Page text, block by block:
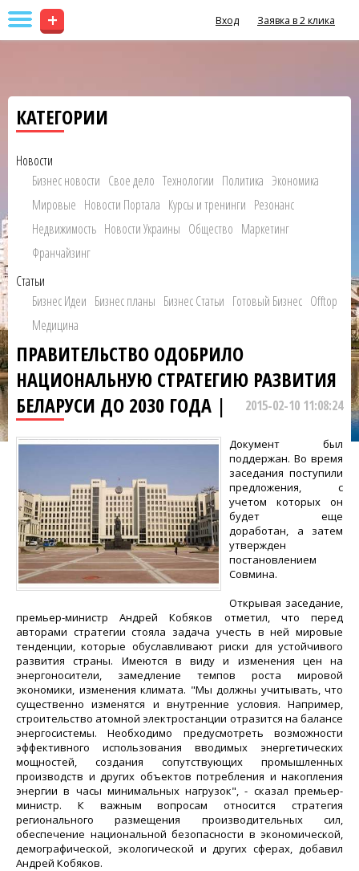
+ Вход Заявка в 2 клика
КАТЕГОРИИ
Новости
Бизнес новости Свое дело Технологии Политика Экономика
Мировые Новости Портала Курсы и тренинги Резонанс
Недвижимость Новости Украины Общество Маркетинг
Франчайзинг
Статьи
Бизнес Идеи Бизнес планы Бизнес Статьи Готовый Бизнес Offtop
Медицина
ПРАВИТЕЛЬСТВО ОДОБРИЛО
НАЦИОНАЛЬНУЮ СТРАТЕГИЮ РАЗВИТИЯ
БЕЛАРУСИ ДО 2030 ГОДА |
2015-02-10 11:08:24
Документ был
поддержан. Во время
заседания поступили
предложения, с
учетом которых он
будет еще
доработан, а затем
утвержден
постановлением
Совмина.
Открывая заседание,
премьер-министр Андрей Кобяков отметил, что перед
авторами стратегии стояла задача учесть в ней мировые
тенденции, которые обуславливают риски для устойчивого
развития страны. Имеются в виду и изменения цен на
энергоносители, замедление темпов роста мировой
экономики, изменения климата. "Мы должны учитывать, что
существенно изменятся и внутренние условия. Например,
строительство атомной электростанции отразится на балансе
энергосистемы. Необходимо предусмотреть возможности
эффективного использования вводимых энергетических
мощностей, создания сопутствующих промышленных
производств и других объектов потребления и накопления
энергии в часы минимальных нагрузок", - сказал премьер-
министр. К важным вопросам относится стратегия
регионального размещения производительных сил,
обеспечение национальной безопасности в экономической,
демографической, экологической и других сферах, добавил
Андрей Кобяков.